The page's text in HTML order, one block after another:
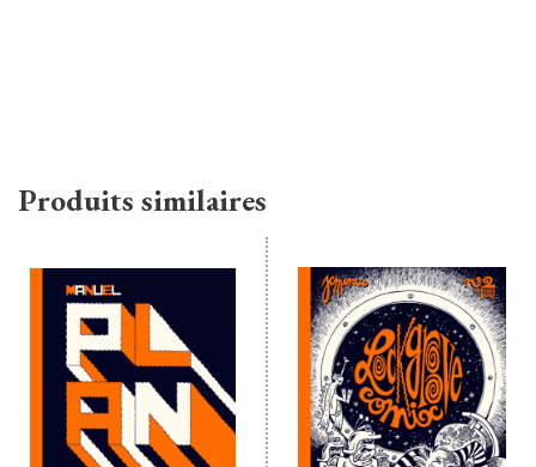
Produits similaires